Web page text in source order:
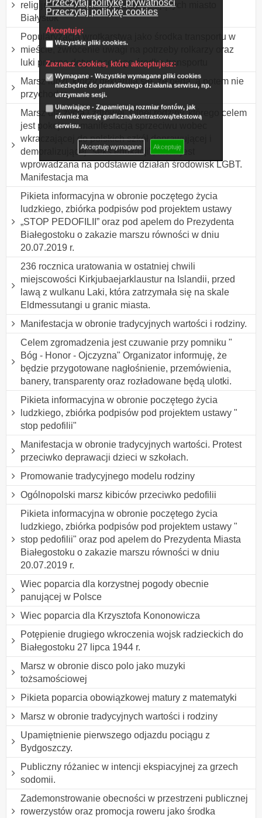
Przeczytaj politykę prywatności
Przeczytaj politykę cookies
Akceptuję:
Wszystkie pliki cookies.
Zaznacz cookies, które akceptujesz:
Wymagane - Wszystkie wymagane pliki cookies
niezbędne do prawidłowego działania serwisu, np.
utrzymanie sesji.
Ułatwiające - Zapamiętują rozmiar fontów, jak
również wersję graficzną/kontrastową/tekstową
serwisu.
Akceptuję wymagane Akceptuję
religijnych chrześcijan zamieszkujących miasto
Białystok
Popularyzacja wrotkarstwa jako środka transportu w
mieście, zwrócenie uwagi na potrzeby rolkarzy oraz
luki prawne dotyczące tego środka transportu
Marsz ludzi, którzy deklarują się, że będą, a potem nie
przychodzą.
Marsz dla życia i zdrowej, silnej rodziny, którego celem
jest pokojowa manifestacja sprzeciwu wobec
wkraczającej do polskich szkół deprawującej i
demoralizującej "seks edukacji", która jest
wprowadzana na podstawie działań środowisk LGBT.
Manifestacja ma
Pikieta informacyjna w obronie poczętego życia
ludzkiego, zbiórka podpisów pod projektem ustawy
„STOP PEDOFILII” oraz pod apelem do Prezydenta
Białegostoku o zakazie marszu równości w dniu
20.07.2019 r.
236 rocznica uratowania w ostatniej chwili
miejscowości Kirkjubaejarklaustur na Islandii, przed
lawą z wulkanu Laki, która zatrzymała się na skale
Eldmessutangi u granic miasta.
Manifestacja w obronie tradycyjnych wartości i rodziny.
Celem zgromadzenia jest czuwanie przy pomniku "
Bóg - Honor - Ojczyzna" Organizator informuję, że
będzie przygotowane nagłośnienie, przemówienia,
banery, transparenty oraz rozładowane będą ulotki.
Pikieta informacyjna w obronie poczętego życia
ludzkiego, zbiórka podpisów pod projektem ustawy "
stop pedofilii"
Manifestacja w obronie tradycyjnych wartości. Protest
przeciwko deprawacji dzieci w szkołach.
Promowanie tradycyjnego modelu rodziny
Ogólnopolski marsz kibiców przeciwko pedofilii
Pikieta informacyjna w obronie poczętego życia
ludzkiego, zbiórka podpisów pod projektem ustawy "
stop pedofilii" oraz pod apelem do Prezydenta Miasta
Białegostoku o zakazie marszu równości w dniu
20.07.2019 r.
Wiec poparcia dla korzystnej pogody obecnie
panującej w Polsce
Wiec poparcia dla Krzysztofa Kononowicza
Potępienie drugiego wkroczenia wojsk radzieckich do
Białegostoku 27 lipca 1944 r.
Marsz w obronie disco polo jako muzyki
tożsamościowej
Pikieta poparcia obowiązkowej matury z matematyki
Marsz w obronie tradycyjnych wartości i rodziny
Upamiętnienie pierwszego odjazdu pociągu z
Bydgoszczy.
Publiczny różaniec w intencji ekspiacyjnej za grzech
sodomii.
Zademonstrowanie obecności w przestrzeni publicznej
rowerzystów oraz promocja roweru jako środka